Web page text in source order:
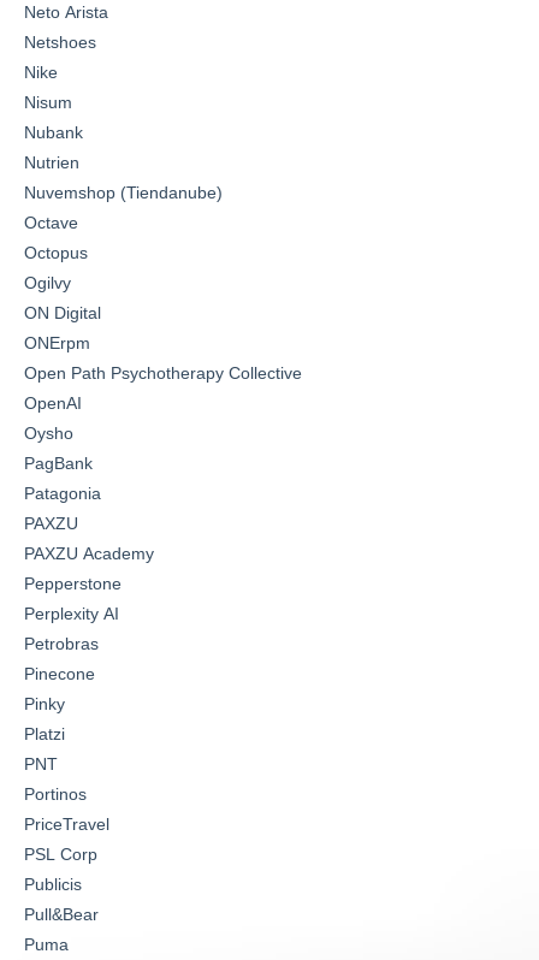
Neto Arista
Netshoes
Nike
Nisum
Nubank
Nutrien
Nuvemshop (Tiendanube)
Octave
Octopus
Ogilvy
ON Digital
ONErpm
Open Path Psychotherapy Collective
OpenAI
Oysho
PagBank
Patagonia
PAXZU
PAXZU Academy
Pepperstone
Perplexity AI
Petrobras
Pinecone
Pinky
Platzi
PNT
Portinos
PriceTravel
PSL Corp
Publicis
Pull&Bear
Puma